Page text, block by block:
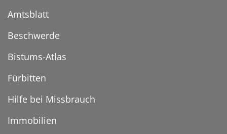
Amtsblatt
Beschwerde
Bistums-Atlas
Fürbitten
Hilfe bei Missbrauch
Immobilien